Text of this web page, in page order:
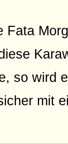
Fata
so wird
mit